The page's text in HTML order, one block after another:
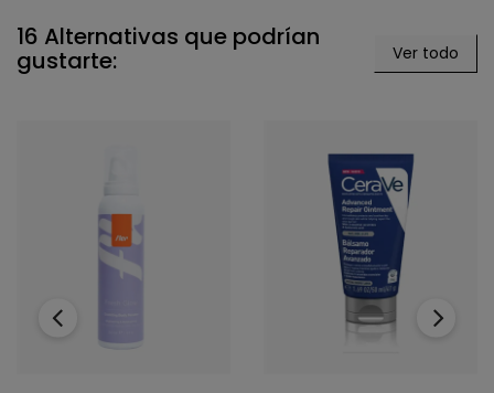
16 Alternativas que podrían
gustarte: Ver todo
‹ ›